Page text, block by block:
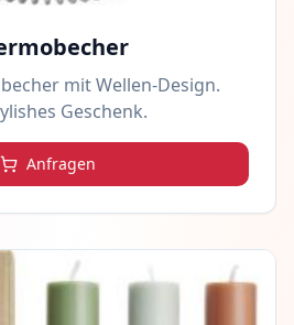
mit Wellen-Design.
Geschenk.
Anfragen